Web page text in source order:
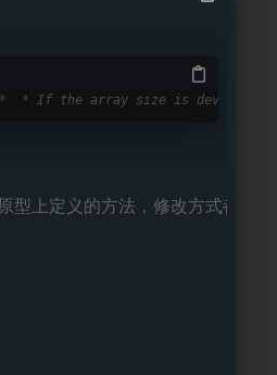
型上定义的方法，修改方式都